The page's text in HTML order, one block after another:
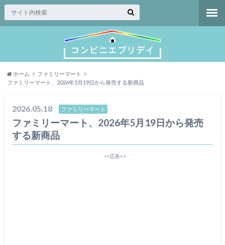
ホーム
ファミリーマート
ファミリーマート、2026年5月19日から発売する新商品
2026.05.18 ファミリーマート
ファミリーマート、2026年5月19日から発売
する新商品
<<広告>>